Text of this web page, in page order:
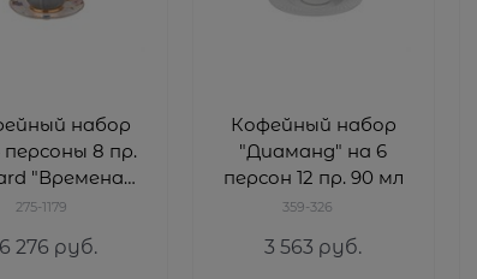
набор
персоны 8 пр.
"Времена
95 мл микс
275-1179
6 276 руб.
Кофейный набор
"Диаманд" на 6
персон 12 пр. 90 мл
359-326
3 563 руб.